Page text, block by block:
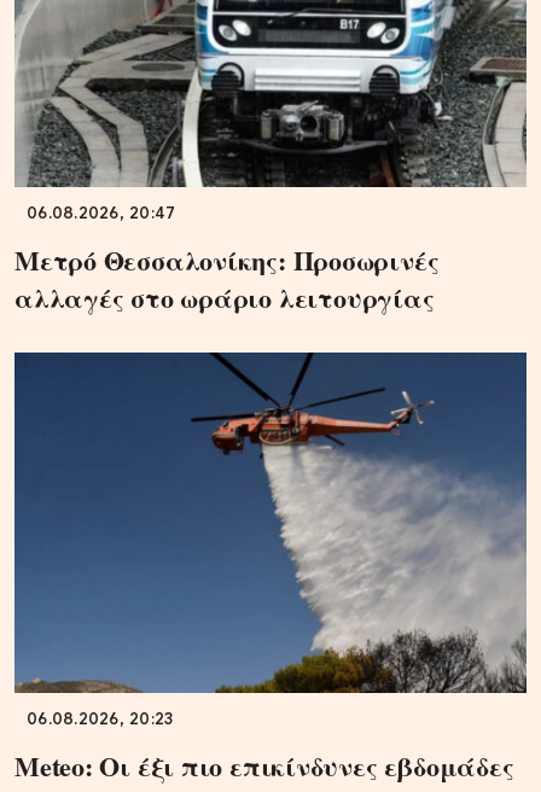
06.08.2026, 20:47
Μετρό Θεσσαλονίκης: Προσωρινές
αλλαγές στο ωράριο λειτουργίας
06.08.2026, 20:23
Meteo: Οι έξι πιο επικίνδυνες εβδομάδες